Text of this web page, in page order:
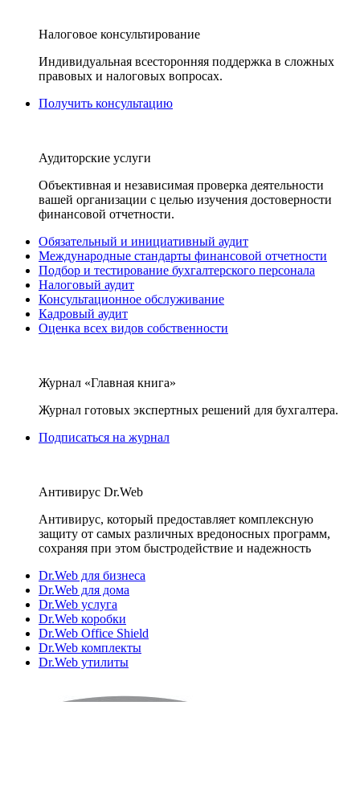
Налоговое консультирование
Индивидуальная всесторонняя поддержка в сложных
правовых и налоговых вопросах.
Получить консультацию
Аудиторские услуги
Объективная и независимая проверка деятельности
вашей организации с целью изучения достоверности
финансовой отчетности.
Обязательный и инициативный аудит
Международные стандарты финансовой отчетности
Подбор и тестирование бухгалтерского персонала
Налоговый аудит
Консультационное обслуживание
Кадровый аудит
Оценка всех видов собственности
Журнал «Главная книга»
Журнал готовых экспертных решений для бухгалтера.
Подписаться на журнал
Антивирус Dr.Web
Антивирус, который предоставляет комплексную
защиту от самых различных вредоносных программ,
сохраняя при этом быстродействие и надежность
Dr.Web для бизнеса
Dr.Web для дома
Dr.Web услуга
Dr.Web коробки
Dr.Web Office Shield
Dr.Web комплекты
Dr.Web утилиты